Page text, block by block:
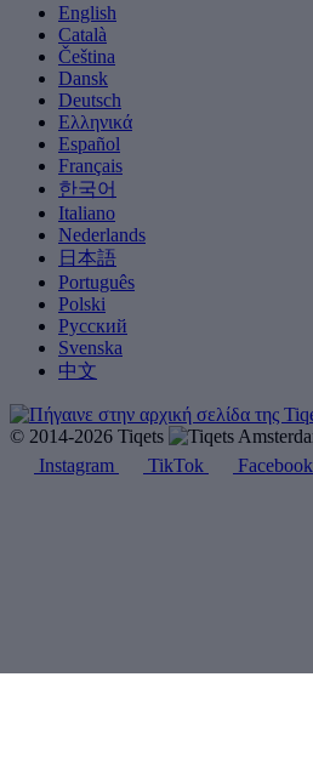
English
Català
Čeština
Dansk
Deutsch
Ελληνικά
Español
Français
한국어
Italiano
Nederlands
日本語
Português
Polski
Русский
Svenska
中文
© 2014-2026 Tiqets
Instagram
TikTok Facebook